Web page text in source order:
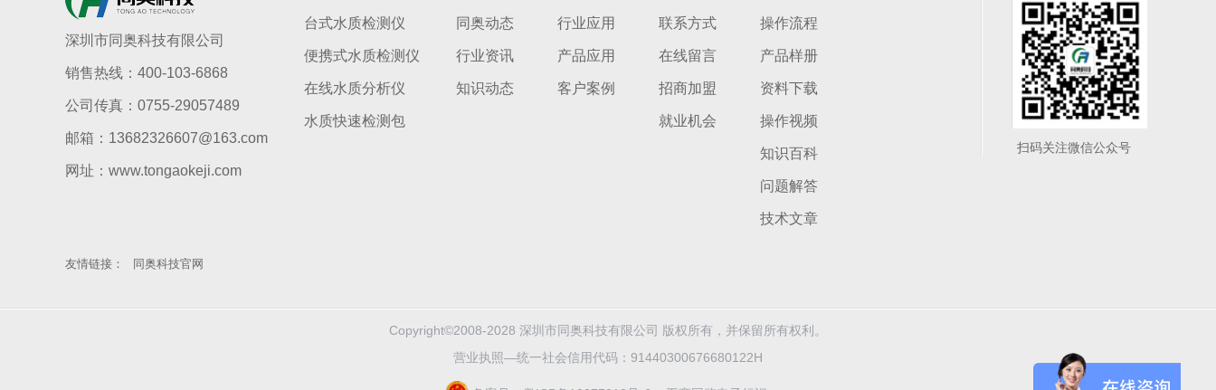
深圳市同奥科技有限公司
销售热线：400-103-6868
公司传真：0755-29057489
邮箱：13682326607@163.com
网址：www.tongaokeji.com
台式水质检测仪
便携式水质检测仪
在线水质分析仪
水质快速检测包
同奥动态
行业资讯
知识动态
行业应用
产品应用
客户案例
联系方式
在线留言
招商加盟
就业机会
操作流程
产品样册
资料下载
操作视频
知识百科
问题解答
技术文章
扫码关注微信公众号
友情链接： 同奥科技官网
Copyright©2008-2028 深圳市同奥科技有限公司 版权所有，并保留所有权利。
营业执照—统一社会信用代码：91440300676680122H